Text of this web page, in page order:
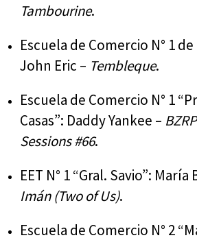
Tambourine.
Escuela de Comercio N° 1
John Eric – Tembleque.
Escuela de Comercio N° 1
Casas”: Daddy Yankee –
Sessions #66.
EET N° 1 “Gral. Savio”: María
Imán (Two of Us).
Escuela de Comercio N° 2